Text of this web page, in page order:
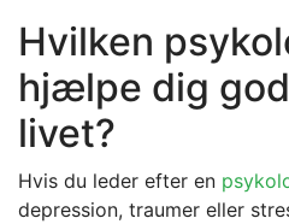
Hvilken
hjælpe dig
livet?
Hvis du leder efter en
depression, traumer eller